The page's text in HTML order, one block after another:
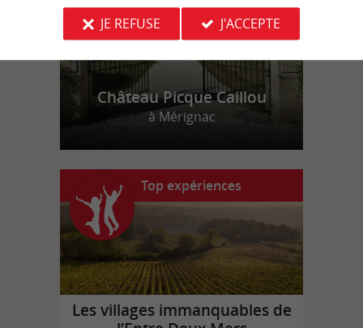
Château Picque Caillou
à Mérignac
Top expériences
Les villages immanquables de
JE REFUSE
J'ACCEPTE